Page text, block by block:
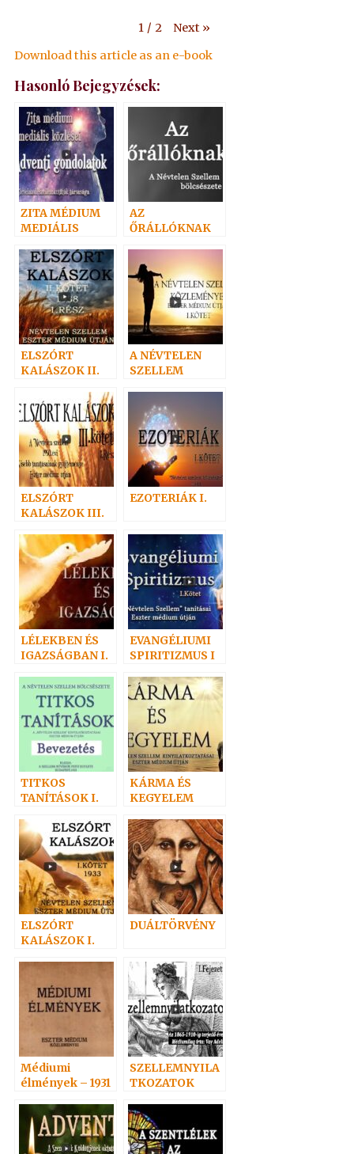
1 / 2 Next »
Download this article as an e-book
Hasonló Bejegyzések:
ZITA MÉDIUM
MEDIÁLIS
AZ
ŐRÁLLÓKNAK
ELSZÓRT
KALÁSZOK II.
A NÉVTELEN
SZELLEM
ELSZÓRT
KALÁSZOK III.
EZOTERIÁK I.
LÉLEKBEN ÉS
IGAZSÁGBAN I.
EVANGÉLIUMI
SPIRITIZMUS I
TITKOS
TANÍTÁSOK I.
KÁRMA ÉS
KEGYELEM
ELSZÓRT
KALÁSZOK I.
DUÁLTÖRVÉNY
Médiumi
élmények – 1931
SZELLEMNYILA
TKOZATOK